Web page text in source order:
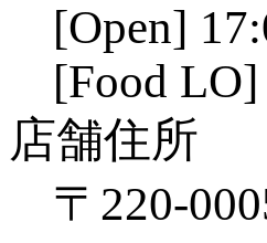
[Open]
[Food
店舗住所
〒220-